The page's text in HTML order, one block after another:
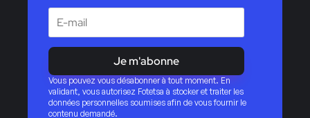
Je m'abonne
Vous pouvez vous désabonner à tout moment. En
validant, vous autorisez Fotetsa à stocker et traiter les
données personnelles soumises afin de vous fournir le
contenu demandé.